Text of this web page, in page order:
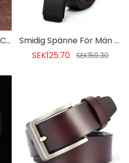
Herr Pin Buckle Casual Canvas Belt
Smidig Spänne För Män Läderbälte
SEK125.70 SEK159.30